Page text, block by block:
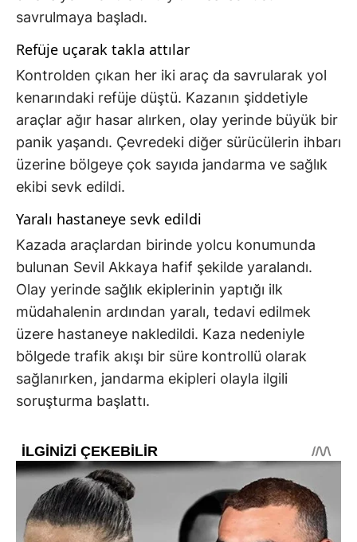
savrulmaya başladı.
Refüje uçarak takla attılar
Kontrolden çıkan her iki araç da savrularak yol
kenarındaki refüje düştü. Kazanın şiddetiyle
araçlar ağır hasar alırken, olay yerinde büyük bir
panik yaşandı. Çevredeki diğer sürücülerin ihbarı
üzerine bölgeye çok sayıda jandarma ve sağlık
ekibi sevk edildi.
Yaralı hastaneye sevk edildi
Kazada araçlardan birinde yolcu konumunda
bulunan Sevil Akkaya hafif şekilde yaralandı.
Olay yerinde sağlık ekiplerinin yaptığı ilk
müdahalenin ardından yaralı, tedavi edilmek
üzere hastaneye nakledildi. Kaza nedeniyle
bölgede trafik akışı bir süre kontrollü olarak
sağlanırken, jandarma ekipleri olayla ilgili
soruşturma başlattı.